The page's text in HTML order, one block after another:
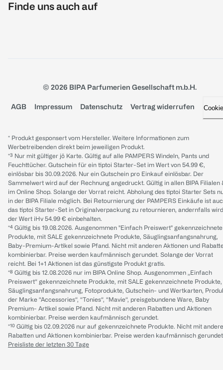
Finde uns auch auf
© 2026 BIPA Parfumerien Gesellschaft m.b.H.
AGB Impressum Datenschutz Vertrag widerrufen
* Produkt gesponsert vom Hersteller. Weitere Informationen zum
Werbetreibenden direkt beim jeweiligen Produkt.
*³ Nur mit gültiger jö Karte. Gültig auf alle PAMPERS Windeln, Pants und
Feuchttücher. Gutschein für ein tiptoi Starter-Set im Wert von 54.99 €,
einlösbar bis 30.09.2026. Nur ein Gutschein pro Einkauf einlösbar. Der
Sammelwert wird auf der Rechnung angedruckt. Gültig in allen BIPA Filialen
im Online Shop. Solange der Vorrat reicht. Abholung des tiptoi Starter Sets
in der BIPA Filiale möglich. Bei Retournierung der PAMPERS Einkäufe ist
das tiptoi Starter-Set in Originalverpackung zu retournieren, andernfalls wird
der Wert iHv 54.99 € einbehalten.
*⁴ Gültig bis 19.08.2026. Ausgenommen "Einfach Preiswert" gekennzeichnete
Produkte, mit SALE gekennzeichnete Produkte, Säuglingsanfangsnahrung,
Baby-Premium-Artikel sowie Pfand. Nicht mit anderen Aktionen und
kombinierbar. Preise werden kaufmännisch gerundet. Solange der Vorrat
reicht. Bei 1+1 Aktionen ist das günstigste Produkt gratis.
*⁸ Gültig bis 12.08.2026 nur im BIPA Online Shop. Ausgenommen „Einfach
Preiswert“ gekennzeichnete Produkte, mit SALE gekennzeichnete Produkte,
Säuglingsanfangsnahrung, Fotoprodukte, Gutschein- und Wertkarten,
der Marke “Accessories“, “Tonies“, “Mavie“, preisgebundene Ware, Baby
Premium- Artikel sowie Pfand. Nicht mit anderen Rabatten und Aktionen
kombinierbar. Preise werden kaufmännisch gerundet.
*¹⁰ Gültig bis 02.09.2026 nur auf gekennzeichnete Produkte. Nicht mit
Rabatten und Aktionen kombinierbar. Preise werden kaufmännisch
Preisliste der letzten 30 Tage